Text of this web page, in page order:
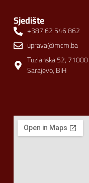
Sjedište
+387 62 546 862
uprava@mcm.ba
Tuzlanska 52, 71000
Sarajevo, BiH